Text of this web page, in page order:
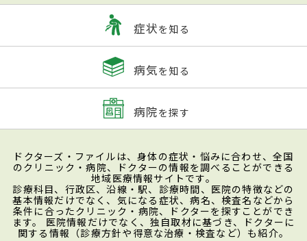
症状を知る
病気を知る
病院を探す
ドクターズ・ファイルは、身体の症状・悩みに合わせ、全国
のクリニック・病院、ドクターの情報を調べることができる
地域医療情報サイトです。
診療科目、行政区、沿線・駅、診療時間、医院の特徴などの
基本情報だけでなく、気になる症状、病名、検査名などから
条件に合ったクリニック・病院、ドクターを探すことができ
ます。 医院情報だけでなく、独自取材に基づき、ドクターに
関する情報（診療方針や得意な治療・検査など）も紹介。